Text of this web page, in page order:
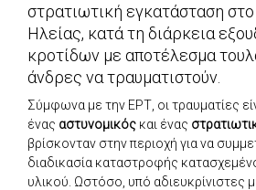
στρατιωτική εγκατάσταση
Ηλείας, κατά τη διάρκεια
κροτίδων με αποτέλεσμα
άνδρες να τραυματιστούν.
Σύμφωνα με την ΕΡΤ, οι τραυματίες
ένας αστυνομικός και ένας
βρίσκονταν στην περιοχή για να
διαδικασία καταστροφής
υλικού. Ωστόσο, υπό αδιευκρίνιστες